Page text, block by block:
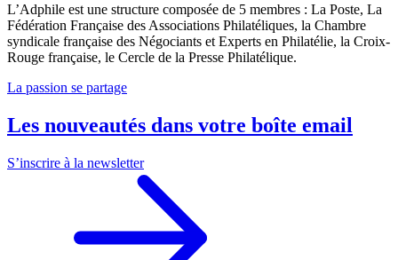
L’Adphile est une structure composée de 5 membres : La Poste, La
Fédération Française des Associations Philatéliques, la Chambre
syndicale française des Négociants et Experts en Philatélie, la Croix-
Rouge française, le Cercle de la Presse Philatélique.
La passion se partage
Les nouveautés dans votre boîte email
S’inscrire à la newsletter